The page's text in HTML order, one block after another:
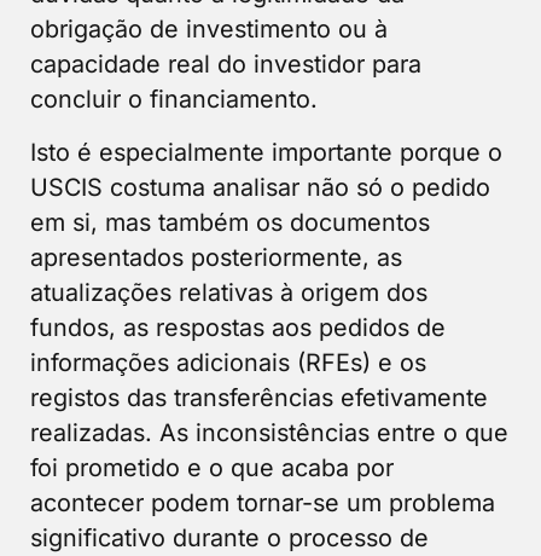
obrigação de investimento ou à
capacidade real do investidor para
concluir o financiamento.
Isto é especialmente importante porque o
USCIS costuma analisar não só o pedido
em si, mas também os documentos
apresentados posteriormente, as
atualizações relativas à origem dos
fundos, as respostas aos pedidos de
informações adicionais (RFEs) e os
registos das transferências efetivamente
realizadas. As inconsistências entre o que
foi prometido e o que acaba por
acontecer podem tornar-se um problema
significativo durante o processo de